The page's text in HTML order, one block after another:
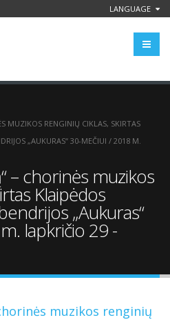
LANGUAGE
MUZIKOS RENGINIŲ CIKLAS, SKIRTAS
„AUKURAS“ 30-MEČIUI / 2018 M.
– chorinės muzikos
Klaipėdos
„Aukuras“
lapkričio 29 -
muzikos renginių